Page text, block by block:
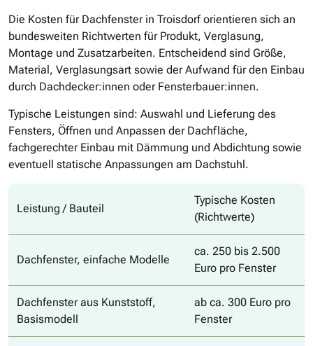
Die Kosten für Dachfenster in Troisdorf orientieren sich an
bundesweiten Richtwerten für Produkt, Verglasung,
Montage und Zusatzarbeiten. Entscheidend sind Größe,
Material, Verglasungsart sowie der Aufwand für den Einbau
durch Dachdecker:innen oder Fensterbauer:innen.
Typische Leistungen sind: Auswahl und Lieferung des
Fensters, Öffnen und Anpassen der Dachfläche,
fachgerechter Einbau mit Dämmung und Abdichtung sowie
eventuell statische Anpassungen am Dachstuhl.
Leistung / Bauteil
Typische Kosten
(Richtwerte)
Dachfenster, einfache Modelle
ca. 250 bis 2.500
Euro pro Fenster
Dachfenster aus Kunststoff,
Basismodell
ab ca. 300 Euro pro
Fenster